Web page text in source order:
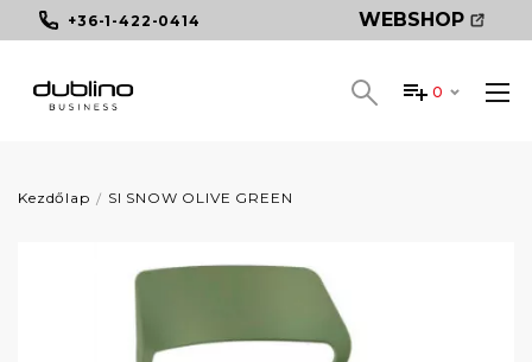
+36-1-422-0414 WEBSHOP
0
Kezdőlap SI SNOW OLIVE GREEN